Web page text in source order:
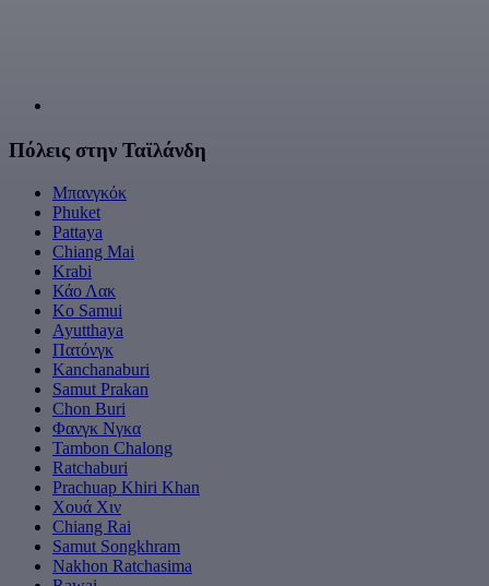
Πόλεις στην Ταϊλάνδη
Μπανγκόκ
Phuket
Pattaya
Chiang Mai
Krabi
Κάο Λακ
Ko Samui
Ayutthaya
Πατόνγκ
Kanchanaburi
Samut Prakan
Chon Buri
Φανγκ Νγκα
Tambon Chalong
Ratchaburi
Prachuap Khiri Khan
Χουά Χιν
Chiang Rai
Samut Songkhram
Nakhon Ratchasima